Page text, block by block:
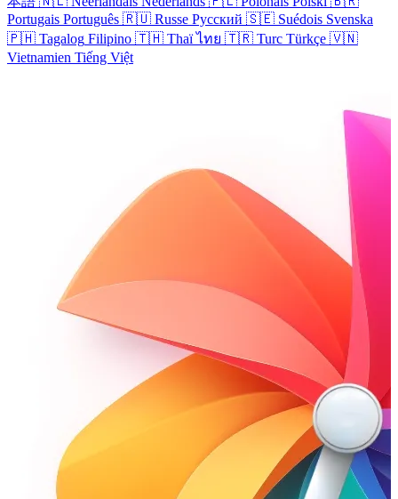
Portugais Português 🇷🇺 Russe Русский 🇸🇪 Suédois Svenska
🇵🇭 Tagalog Filipino 🇹🇭 Thaï ไทย 🇹🇷 Turc Türkçe 🇻🇳
Vietnamien Tiếng Việt